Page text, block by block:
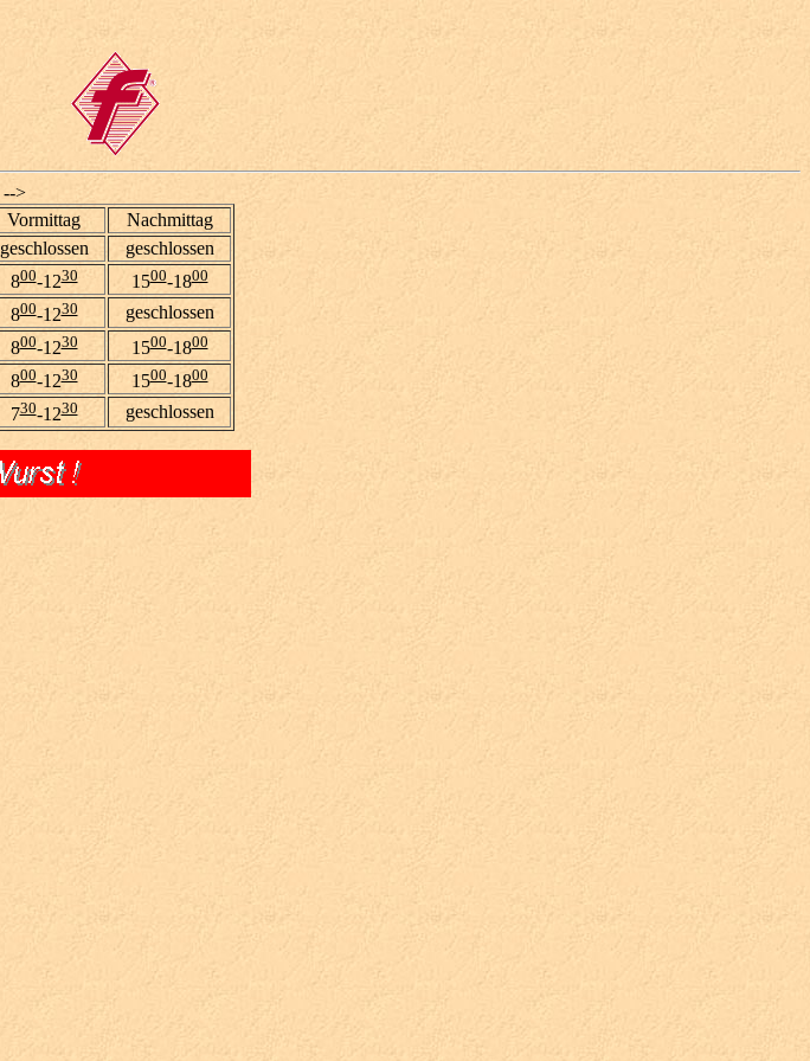
-->
Vormittag
Nachmittag
geschlossen
geschlossen
800-1230 1500-1800
800-1230
geschlossen
800-1230 1500-1800
800-1230 1500-1800
730-1230 geschlossen